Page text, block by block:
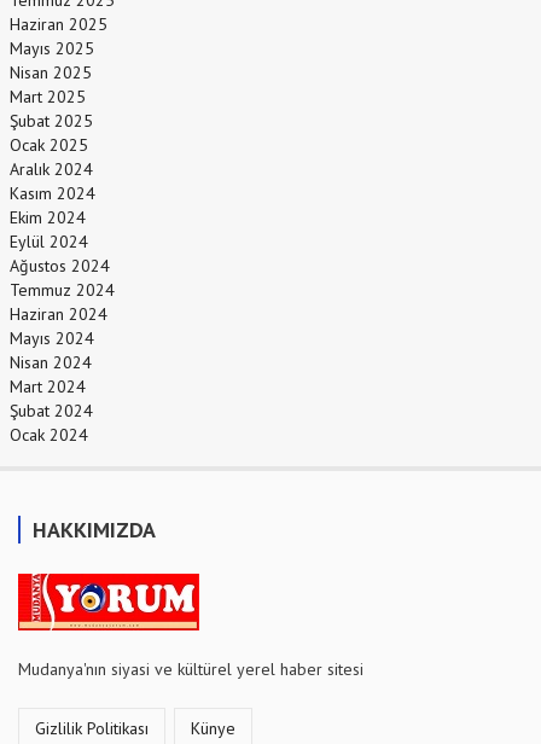
Haziran 2025
Mayıs 2025
Nisan 2025
Mart 2025
Şubat 2025
Ocak 2025
Aralık 2024
Kasım 2024
Ekim 2024
Eylül 2024
Ağustos 2024
Temmuz 2024
Haziran 2024
Mayıs 2024
Nisan 2024
Mart 2024
Şubat 2024
Ocak 2024
HAKKIMIZDA
Mudanya'nın siyasi ve kültürel yerel haber sitesi
Gizlilik Politikası Künye